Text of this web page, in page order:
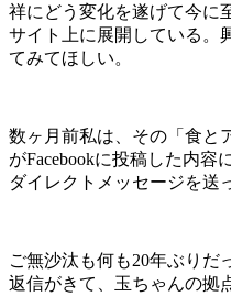
祥にどう変化を遂げて今に
サイト上に展開している。
てみてほしい。
数ヶ月前私は、その「食と
がFacebookに投稿した内容
ダイレクトメッセージを送
ご無沙汰も何も20年ぶりだ
返信がきて、玉ちゃんの拠